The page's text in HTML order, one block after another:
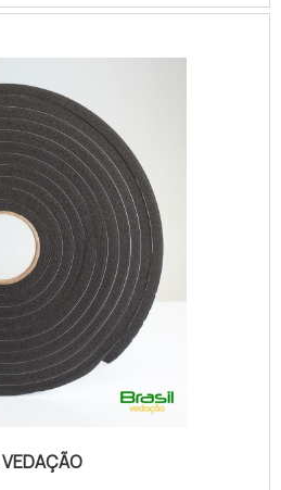
branca, com a
FITA DE ESPUM...